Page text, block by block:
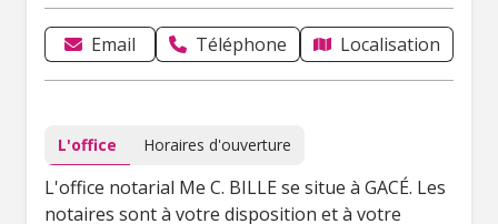
Email Téléphone Localisation
L'office Horaires d'ouverture
L'office notarial Me C. BILLE se situe à GACÉ. Les
notaires sont à votre disposition et à votre